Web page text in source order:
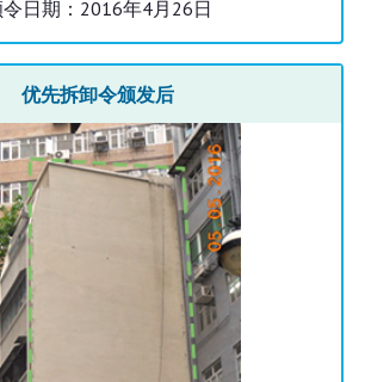
日期：2016年4月26日
优先拆卸令颁发后